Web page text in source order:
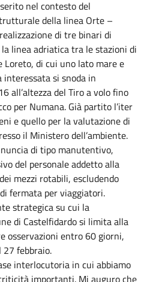
nel contesto del
della linea Orte –
di tre binari di
linea adriatica tra le stazioni di
Loreto, di cui uno lato mare e
interessata si snoda in
all’altezza del Tiro a volo fino
per Numana. Già partito l’iter
e quello per la valutazione di
il Ministero dell’ambiente.
di tipo manutentivo,
del personale addetto alla
mezzi rotabili, escludendo
fermata per viaggiatori.
strategica su cui la
di Castelfidardo si limita alla
osservazioni entro 60 giorni,
febbraio.
interlocutoria in cui abbiamo
importanti. Mi auguro che